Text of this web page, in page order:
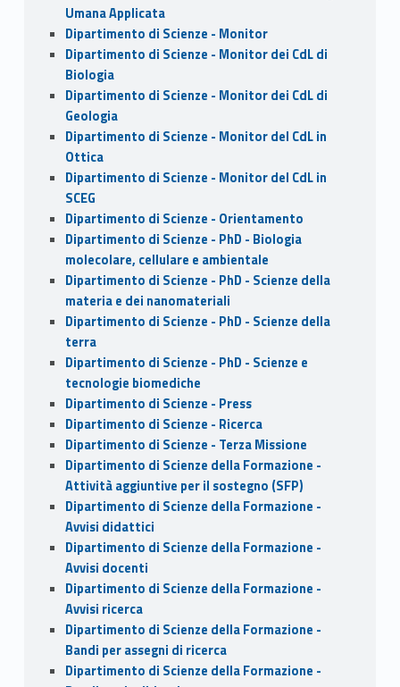
Umana Applicata
Dipartimento di Scienze - Monitor
Dipartimento di Scienze - Monitor dei CdL di
Biologia
Dipartimento di Scienze - Monitor dei CdL di
Geologia
Dipartimento di Scienze - Monitor del CdL in
Ottica
Dipartimento di Scienze - Monitor del CdL in
SCEG
Dipartimento di Scienze - Orientamento
Dipartimento di Scienze - PhD - Biologia
molecolare, cellulare e ambientale
Dipartimento di Scienze - PhD - Scienze della
materia e dei nanomateriali
Dipartimento di Scienze - PhD - Scienze della
terra
Dipartimento di Scienze - PhD - Scienze e
tecnologie biomediche
Dipartimento di Scienze - Press
Dipartimento di Scienze - Ricerca
Dipartimento di Scienze - Terza Missione
Dipartimento di Scienze della Formazione -
Attività aggiuntive per il sostegno (SFP)
Dipartimento di Scienze della Formazione -
Avvisi didattici
Dipartimento di Scienze della Formazione -
Avvisi docenti
Dipartimento di Scienze della Formazione -
Avvisi ricerca
Dipartimento di Scienze della Formazione -
Bandi per assegni di ricerca
Dipartimento di Scienze della Formazione -